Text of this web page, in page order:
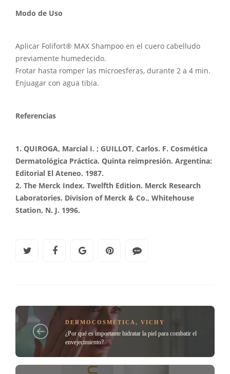
Modo de Uso
Aplicar Folifort® MAX Shampoo en el cuero cabelludo
previamente humedecido.
Frotar hasta romper las microesferas, durante 2 a 4 min.
Enjuagar con agua tibia.
Referencias
1. QUIROGA, Marcial I. ; GUILLOT, Carlos. F. Cosmética
Dermatológica Práctica. Quinta reimpresión. Argentina:
Editorial El Ateneo. 1987.
2. The Merck Index. Twelfth Edition. Merck Research
Laboratories. Division of Merck & Co., Whitehouse
Station, N. J. 1996.
DERMOCOSMÉTICA , VICHY
¿Por qué es importante hidratar la piel para combatir el
envejecimiento?